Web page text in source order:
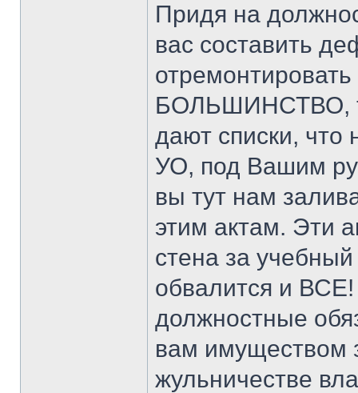
Придя на
вас составить
БОЛЬШИНСТВО,
дают списки, что
УО, под Вашим
вы тут нам
этим актам. Эти
стена за
обвалится и
должностные
вам имуществом
жульничестве